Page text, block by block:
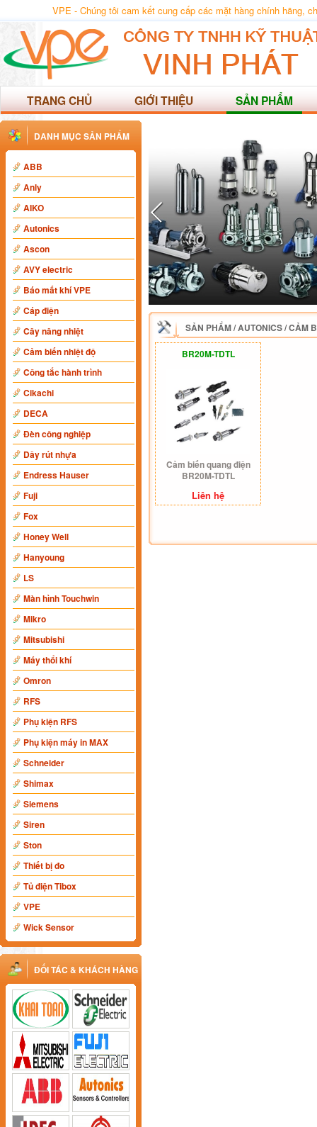
VPE - Chúng tôi cam kết cung cấp các mặt hàng chính hãng,
TRANG CHỦ GIỚI THIỆU SẢN PHẨM
DANH MỤC SẢN PHẨM
ABB
Anly
AIKO
Autonics
Ascon
AVY electric
Báo mất khí VPE
Cáp điện
Cây nâng nhiệt
Cảm biến nhiệt độ
Công tắc hành trình
Cikachi
DECA
Đèn công nghiệp
Dây rút nhựa
Endress Hauser
Fuji
Fox
Honey Well
Hanyoung
LS
Màn hình Touchwin
Mikro
Mitsubishi
Máy thổi khí
Omron
RFS
Phụ kiện RFS
Phụ kiện máy in MAX
Schneider
Shimax
Siemens
Siren
Ston
Thiết bị đo
Tủ điện Tibox
VPE
Wick Sensor
ĐỐI TÁC & KHÁCH HÀNG
SẢN PHẨM/AUTONICS/CẢM
BR20M-TDTL
Cảm biến quang điện
BR20M-TDTL
Liên hệ